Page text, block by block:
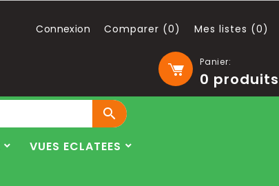
Panier:
0 produits
Connexion Comparer (0) Mes listes (0)

VUES ECLATEES